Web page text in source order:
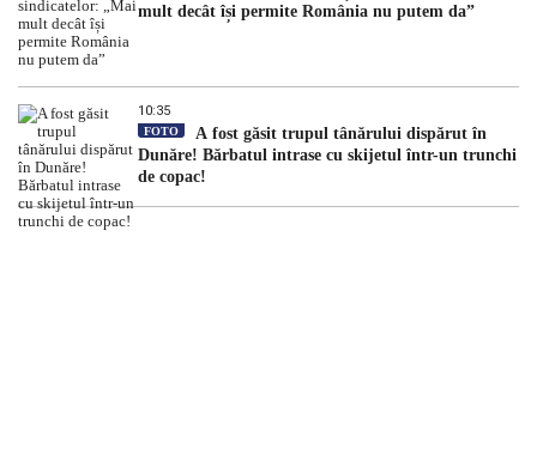
mult decât își permite România nu putem da”
10:35
FOTO
A fost găsit trupul tânărului dispărut în
Dunăre! Bărbatul intrase cu skijetul într-un trunchi
de copac!